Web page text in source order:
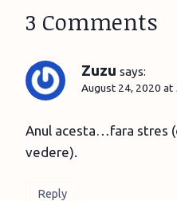
3 Comments
Zuzu says:
August 24, 2020 at
Anul acesta…fara stres
vedere).
Reply